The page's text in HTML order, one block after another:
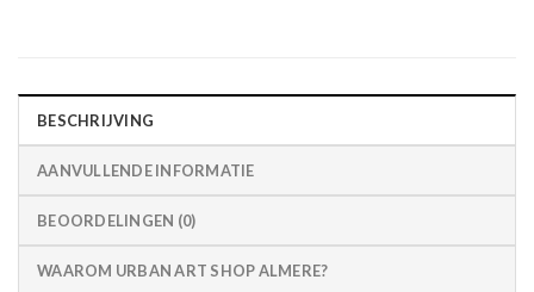
BESCHRIJVING
AANVULLENDE INFORMATIE
BEOORDELINGEN (0)
WAAROM URBAN ART SHOP ALMERE?